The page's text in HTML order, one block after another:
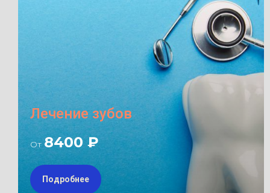
Лечение зубов
От 8400 ₽
Подробнее